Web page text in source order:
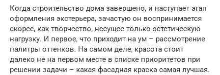
Когда строительство дома завершено, и наступает этап
оформления экстерьера, зачастую он воспринимается
скорее, как творчество, несущее только эстетическую
нагрузку. И первое, что приходит на ум – рассмотрение
палитры оттенков. На самом деле, красота стоит
далеко не на первом месте в списке приоритетов при
решении задачи – какая фасадная краска самая лучшая.